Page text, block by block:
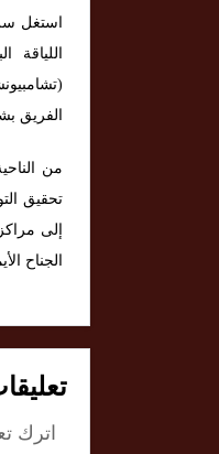
استغل
الفريق
تحقيق
إلى
الجناح
اترك